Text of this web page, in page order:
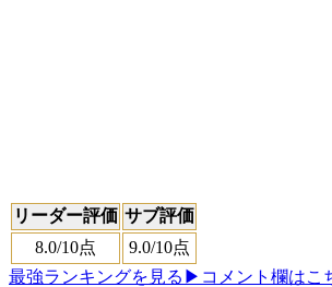
リーダー評価 サブ評価
8.0/10点 9.0/10点
最強ランキングを見る ▶コメント欄はこ